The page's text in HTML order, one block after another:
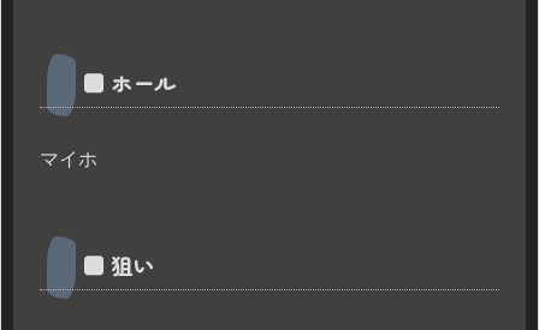
■ ホール
マイホ
■ 狙い